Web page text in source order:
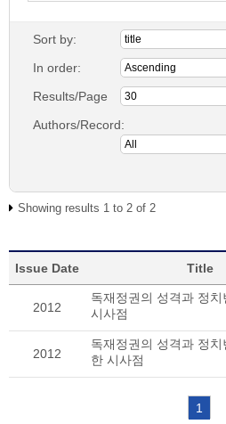
Sort by:
In order:
Results/Page
Authors/Record:
Showing results 1 to 2 of 2
Issue Date Title
2012
독재정권의 성격과 정치
시사점
2012
독재정권의 성격과 정치
한 시사점
1